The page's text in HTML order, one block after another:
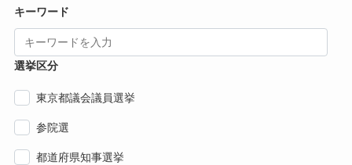
キーワード
選挙区分
東京都議会議員選挙
参院選
都道府県知事選挙